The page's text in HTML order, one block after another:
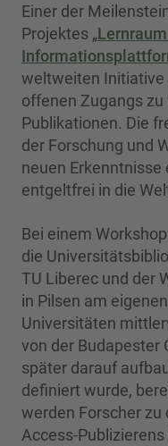
Einer der
Projektes „
weltweiten Initiative
offenen Zugangs
Publikationen. Die
der Forschung und
neuen Erkenntnisse
entgeltfrei in die
Bei einem
die
TU Liberec und der
in Pilsen am
Universitäten
von der Budapester
später darauf
definiert wurde,
werden Forscher zu
Access-